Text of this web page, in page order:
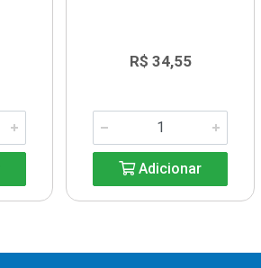
R$ 34,55
Adicionar